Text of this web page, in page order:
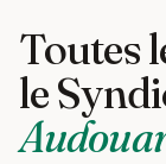
Toutes
le